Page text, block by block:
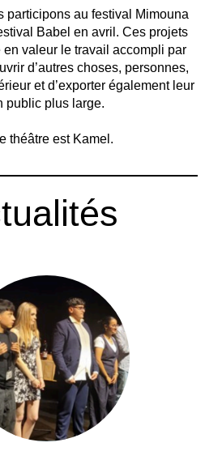
participons au festival Mimouna
Babel en avril. Ces projets
en valeur le travail accompli par
d’autres choses, personnes,
et d’exporter également leur
public plus large.
théâtre est Kamel.